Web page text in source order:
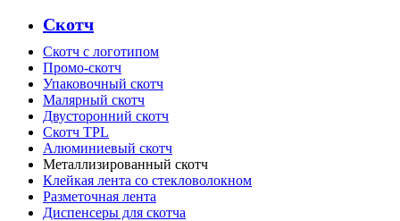
Скотч
Скотч с логотипом
Промо-скотч
Упаковочный скотч
Малярный скотч
Двусторонний скотч
Скотч TPL
Алюминиевый скотч
Металлизированный скотч
Клейкая лента со стекловолокном
Разметочная лента
Диспенсеры для скотча